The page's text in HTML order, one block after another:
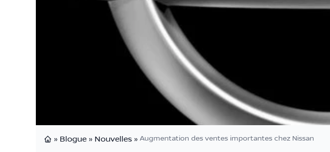
» Blogue » Nouvelles » Augmentation des ventes importantes chez Nissan